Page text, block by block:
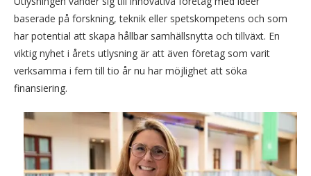
baserade på forskning, teknik eller spetskompetens och som
har potential att skapa hållbar samhällsnytta och tillväxt. En
viktig nyhet i årets utlysning är att även företag som varit
verksamma i fem till tio år nu har möjlighet att söka
finansiering.